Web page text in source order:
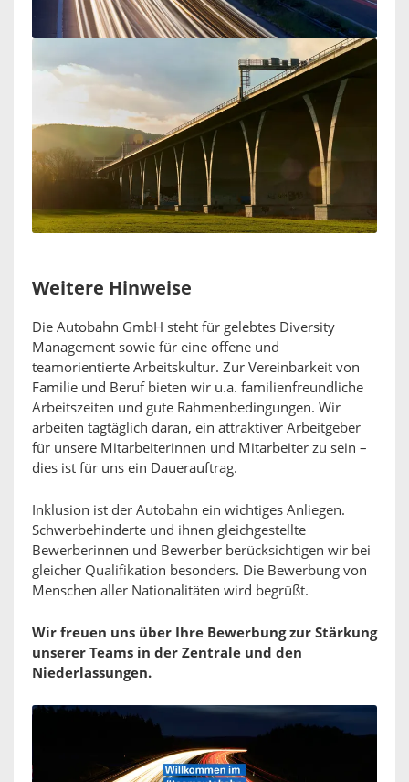
Weitere Hinweise
Die Autobahn GmbH steht für gelebtes Diversity
Management sowie für eine offene und
teamorientierte Arbeitskultur. Zur Vereinbarkeit von
Familie und Beruf bieten wir u.a. familienfreundliche
Arbeitszeiten und gute Rahmenbedingungen. Wir
arbeiten tagtäglich daran, ein attraktiver Arbeitgeber
für unsere Mitarbeiterinnen und Mitarbeiter zu sein –
dies ist für uns ein Dauerauftrag.
Inklusion ist der Autobahn ein wichtiges Anliegen.
Schwerbehinderte und ihnen gleichgestellte
Bewerberinnen und Bewerber berücksichtigen wir bei
gleicher Qualifikation besonders. Die Bewerbung von
Menschen aller Nationalitäten wird begrüßt.
Wir freuen uns über Ihre Bewerbung zur Stärkung
unserer Teams in der Zentrale und den
Niederlassungen.